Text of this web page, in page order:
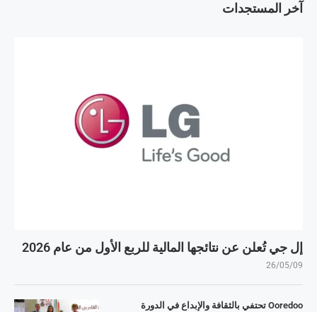
آخر المستجدات
إل جي تُعلن عن نتائجها المالية للربع الأول من عام 2026
26/05/09
Ooredoo تحتفي بالثقافة والإبداع في الدورة